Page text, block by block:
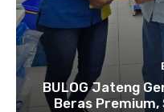
BULOG Jateng
Beras